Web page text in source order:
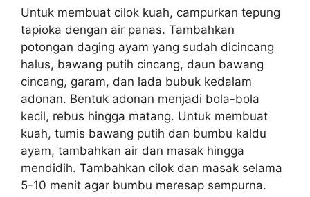
Untuk membuat cilok kuah, campurkan tepung
tapioka dengan air panas. Tambahkan
potongan daging ayam yang sudah dicincang
halus, bawang putih cincang, daun bawang
cincang, garam, dan lada bubuk kedalam
adonan. Bentuk adonan menjadi bola-bola
kecil, rebus hingga matang. Untuk membuat
kuah, tumis bawang putih dan bumbu kaldu
ayam, tambahkan air dan masak hingga
mendidih. Tambahkan cilok dan masak selama
5-10 menit agar bumbu meresap sempurna.